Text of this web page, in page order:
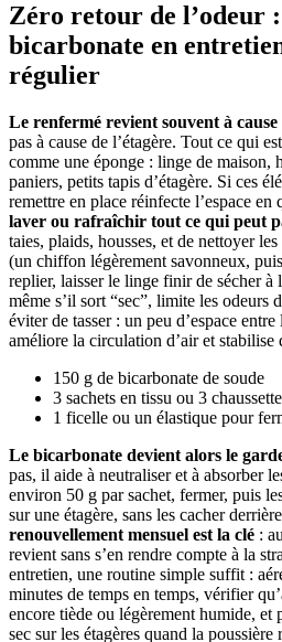
Zéro retour de l’odeur
bicarbonate en
régulier
Le renfermé revient souvent à
pas à cause de l’étagère. Tout ce qui
comme une éponge : linge de maison,
paniers, petits tapis d’étagère. Si ces
remettre en place réinfecte l’espace en
laver ou rafraîchir tout ce qui peut
taies, plaids, housses, et de nettoyer
(un chiffon légèrement savonneux,
replier, laisser le linge finir de sécher à
même s’il sort “sec”, limite les odeurs
éviter de tasser : un peu d’espace
améliore la circulation d’air et stabilise
150 g de bicarbonate de soude
3 sachets en tissu ou 3
1 ficelle ou un élastique pour
Le bicarbonate devient alors le
pas, il aide à neutraliser et à absorber
environ 50 g par sachet, fermer, puis
sur une étagère, sans les cacher
renouvellement mensuel est la clé :
revient sans s’en rendre compte à la
entretien, une routine simple suffit :
minutes de temps en temps, vérifier
encore tiède ou légèrement humide, et
sec sur les étagères quand la